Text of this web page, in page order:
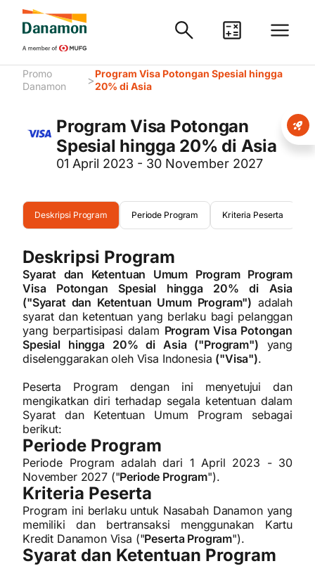
Promo
Danamon
>Program Visa Potongan Spesial hingga
20% di Asia
Program Visa Potongan
Spesial hingga 20% di Asia
01 April 2023 - 30 November 2027
Deskripsi Program Periode Program Kriteria Peserta
Deskripsi Program
Syarat dan Ketentuan Umum Program Program
Visa Potongan Spesial hingga 20% di Asia
("Syarat dan Ketentuan Umum Program") adalah
syarat dan ketentuan yang berlaku bagi pelanggan
yang berpartisipasi dalam Program Visa Potongan
Spesial hingga 20% di Asia ("Program") yang
diselenggarakan oleh Visa Indonesia ("Visa").
Peserta Program dengan ini menyetujui dan
mengikatkan diri terhadap segala ketentuan dalam
Syarat dan Ketentuan Umum Program sebagai
berikut:
Periode Program
Periode Program adalah dari 1 April 2023 - 30
November 2027 ("Periode Program").
Kriteria Peserta
Program ini berlaku untuk Nasabah Danamon yang
memiliki dan bertransaksi menggunakan Kartu
Kredit Danamon Visa ("Peserta Program").
Syarat dan Ketentuan Program